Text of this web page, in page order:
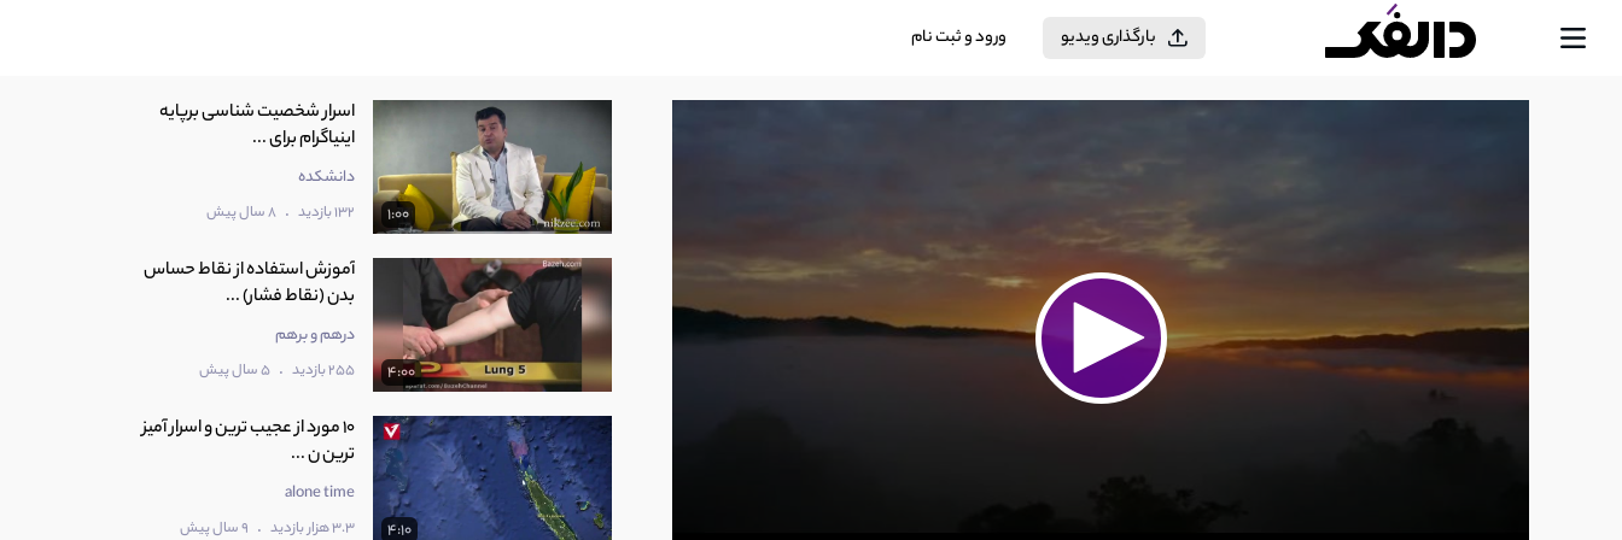
بارگذاری ویدیو ورود و ثبت نام
1:00
اسرار شخصیت شناسی برپایه
اینیاگرام برای ...
دانشکده
132 بازدید . 8 سال پیش
4:00
آموزش استفاده از نقاط حساس
بدن (نقاط فشار) ...
درهم و برهم
255 بازدید . 5 سال پیش
4:10
10 مورد از عجیب ترین و اسرار آمیز
ترین ن ...
alone time
3.3 هزار بازدید . 9 سال پیش